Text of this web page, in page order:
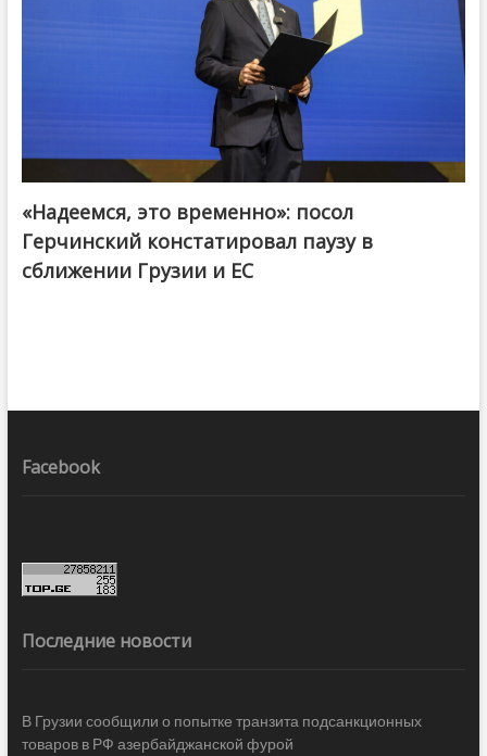
«Надеемся, это временно»: посол
Герчинский констатировал паузу в
сближении Грузии и ЕС
Facebook
Последние новости
В Грузии сообщили о попытке транзита подсанкционных
товаров в РФ азербайджанской фурой